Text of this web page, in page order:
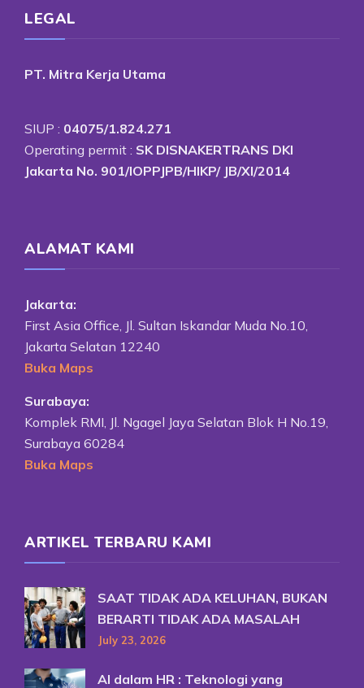
LEGAL
PT. Mitra Kerja Utama
SIUP : 04075/1.824.271
Operating permit : SK DISNAKERTRANS DKI
Jakarta No. 901/IOPPJPB/HIKP/ JB/XI/2014
ALAMAT KAMI
Jakarta:
First Asia Office, Jl. Sultan Iskandar Muda No.10,
Jakarta Selatan 12240
Buka Maps
Surabaya:
Komplek RMI, Jl. Ngagel Jaya Selatan Blok H No.19,
Surabaya 60284
Buka Maps
ARTIKEL TERBARU KAMI
SAAT TIDAK ADA KELUHAN, BUKAN
BERARTI TIDAK ADA MASALAH
July 23, 2026
AI dalam HR : Teknologi yang